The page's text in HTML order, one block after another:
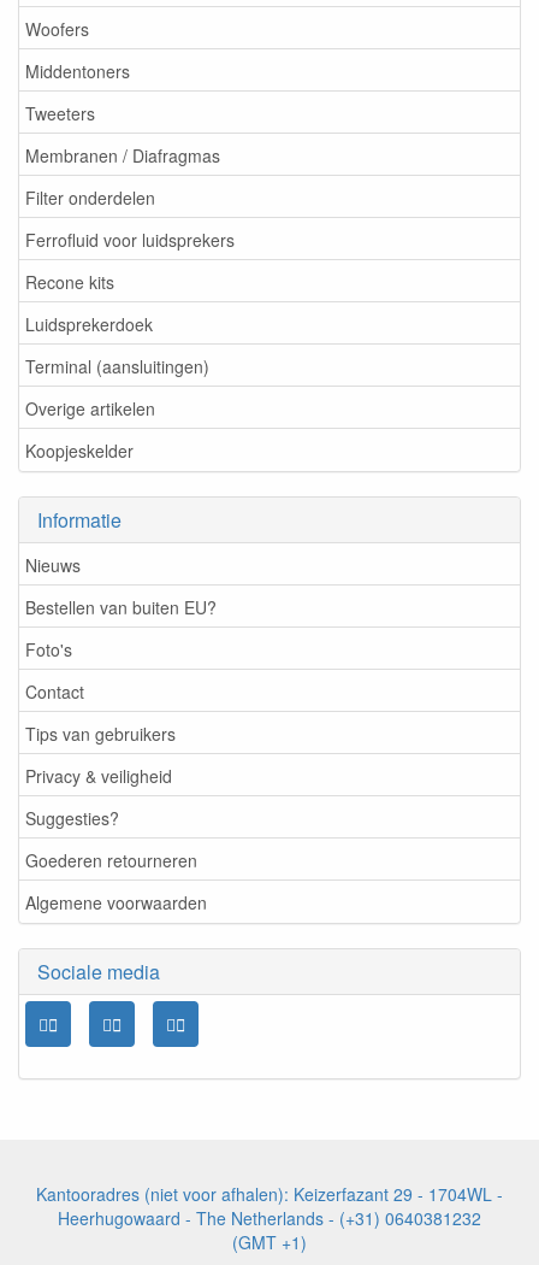
Woofers
Middentoners
Tweeters
Membranen / Diafragmas
Filter onderdelen
Ferrofluid voor luidsprekers
Recone kits
Luidsprekerdoek
Terminal (aansluitingen)
Overige artikelen
Koopjeskelder
Informatie
Nieuws
Bestellen van buiten EU?
Foto's
Contact
Tips van gebruikers
Privacy & veiligheid
Suggesties?
Goederen retourneren
Algemene voorwaarden
Sociale media
Kantooradres (niet voor afhalen): Keizerfazant 29 - 1704WL -
Heerhugowaard - The Netherlands - (+31) 0640381232
(GMT +1)